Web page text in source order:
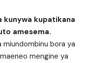
kunywa kupatikana
amesema.
miundombinu bora ya
mengine ya